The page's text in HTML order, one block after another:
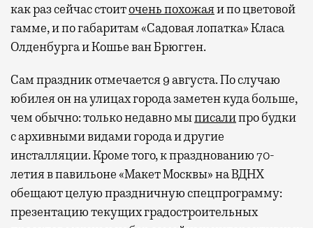
как раз сейчас стоиточень похожаяи по цветовой
гамме, и по габаритам «Садовая лопатка» Класа
Олденбурга и Кошье ван Брюгген.
Сам праздник отмечается 9 августа. По случаю
юбилея он на улицах города заметен куда больше,
чем обычно: только недавно мыписалипро будки
с архивными видами города и другие
инсталляции. Кроме того, к празднованию 70-
летия в павильоне «Макет Москвы» на ВДНХ
обещают целую праздничную спецпрограмму:
презентацию текущих градостроительных